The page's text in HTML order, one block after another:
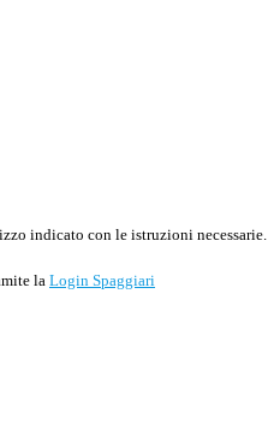
indicato con le istruzioni necessarie.
la Login Spaggiari